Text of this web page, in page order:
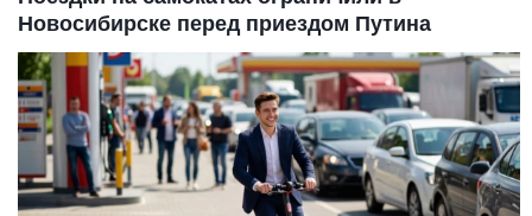
Новосибирске перед приездом Путина